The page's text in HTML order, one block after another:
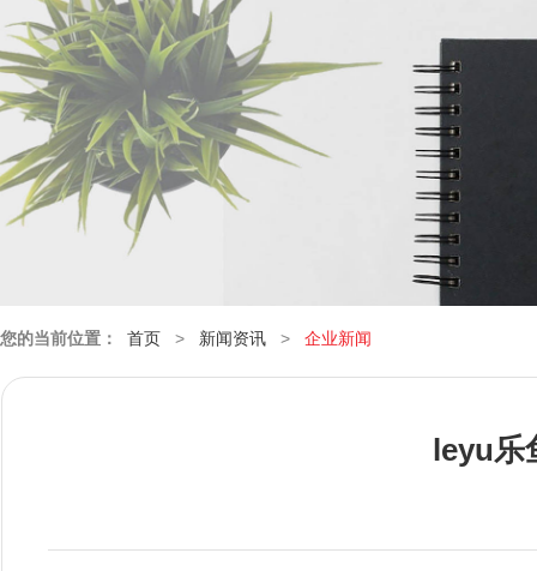
您的当前位置： 首页 > 新闻资讯 > 企业新闻
leyu乐